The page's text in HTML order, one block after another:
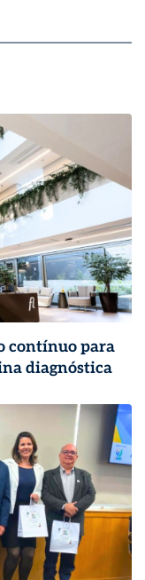
contínuo para
diagnóstica